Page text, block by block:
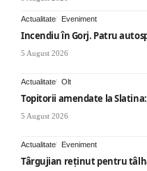
Actualitate Eveniment
Incendiu în Gorj. Patru
5 August 2026
Actualitate Olt
Topitorii amendate la Slatina:
5 August 2026
Actualitate Eveniment
Târgujian reținut pentru